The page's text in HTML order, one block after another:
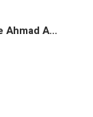
Ahmad A…